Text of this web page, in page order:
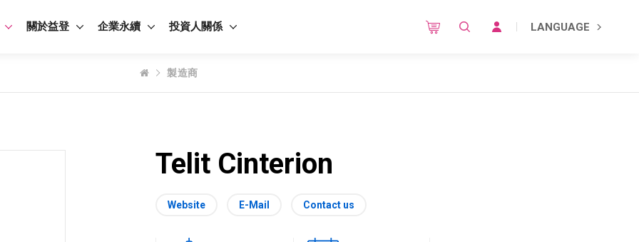
關於益登 企業永續 投資人關係 LANGUAGE
製造商
Telit Cinterion
Website E-Mail Contact us